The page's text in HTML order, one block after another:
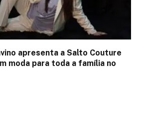
apresenta a Salto Couture
moda para toda a família no